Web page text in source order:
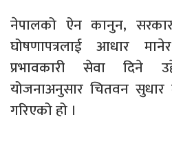
नेपालको ऐन कानुन,
घोषणापत्रलाई आधार
प्रभावकारी सेवा दिने
योजनाअनुसार चितवन सुधार
गरिएको हो ।